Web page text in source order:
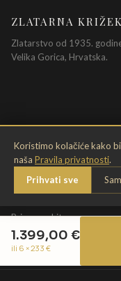
1.399,00 €
ili 6 ×233 €
Koristimo kolačiće kako
naša Pravila privatnosti.
Prihvati sve
ZLATARNA KRIŽEK
Zlatarstvo od 1935.
Velika Gorica, Hrvatska.
INFORMACIJE
O nama
Kontakt
Briga o nakitu
Jamstvo